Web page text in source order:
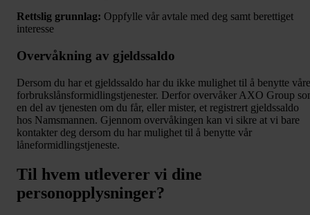
Rettslig grunnlag: Oppfylle vår avtale med deg samt berettiget
interesse
Overvåkning av gjeldssaldo
Dersom du har et gjeldssaldo har du ikke mulighet til å benytte våre
forbrukslånsformidlingstjenester. Derfor overvåker AXO Group
en del av tjenesten om du får, eller mister, et registrert gjeldssaldo
hos Namsmannen. Gjennom overvåkingen kan vi sikre at vi bare
kontakter deg dersom du har mulighet til å benytte vår
låneformidlingstjeneste.
Til hvem utleverer vi dine
personopplysninger?